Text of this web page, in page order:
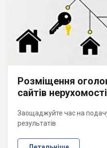
Розміщення
сайтів нерухомості
Заощаджуйте час на
результатів